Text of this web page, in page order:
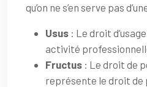
qu’on ne s’en serve pas
Usus : Le droit
activité
Fructus : Le droit de
représente le droit de